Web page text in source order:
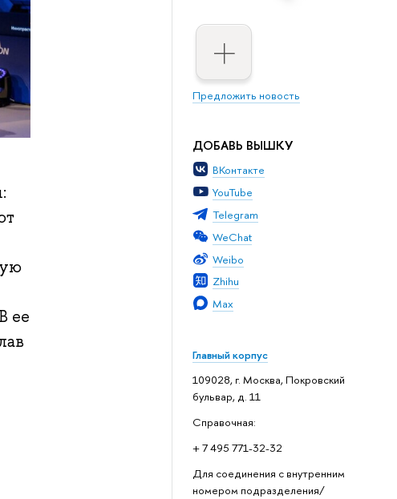
Предложить новость
ДОБАВЬ ВЫШКУ
ВКонтакте
YouTube
Telegram
WeChat
Weibo
Zhihu
Max
Главный корпус
109028, г. Москва, Покровский
бульвар, д. 11
Справочная:
+ 7 495 771-32-32
Для соединения с внутренним
номером подразделения/
ее